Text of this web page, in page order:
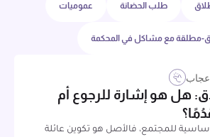
طلب الحضانة عموميات
مطلقة مع مشاكل في المحكمة
هل هو إشارة للرجوع أم
للمجتمع، فالأصل هو تكوين عائلة